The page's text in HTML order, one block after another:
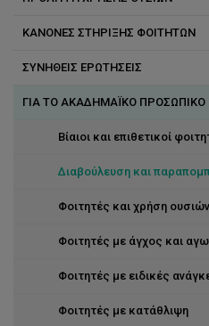
Εξάρτηση αλκοόλ
Κατάθλιψη
Σχέσεις
Διαχείριση χρόνου
Ικανότητες μελέτης
Κέρδισε τις εξετάσεις
Μείωσε το άγχος
Οργάνωση μελέτης
Συγκέντρωση
Τα δικαιώματα σου
Τεχνικές απομνημόνευσης
ΚΑΝΟΝΕΣ ΣΤΗΡΙΞΗΣ ΦΟΙΤΗΤΩΝ
Ακαδημαϊκός στήριξης
Διαχείριση κονδυλίου για
Παρεχόμενες υπηρεσίες
Στήριξη φοιτητών από το
Στήριξη φοιτητών με
Συνεργάτες και αμοιβές
Χρήση αιθουσών στο
ΣΥΝΗΘΕΙΣ ΕΡΩΤΗΣΕΙΣ
ΓΙΑ ΤΟ ΑΚΑΔΗΜΑΪΚΟ ΠΡΟΣΩΠΙΚΟ
Βίαιοι και επιθετικοί
Διαβούλευση και
Φοιτητές και χρήση ουσιών
Φοιτητές με άγχος και
Φοιτητές με ειδικές
Φοιτητές με κατάθλιψη